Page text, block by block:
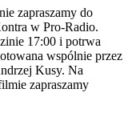
zapraszamy do
w Pro-Radio.
17:00 i potrwa
wspólnie przez
Kusy. Na
zapraszamy